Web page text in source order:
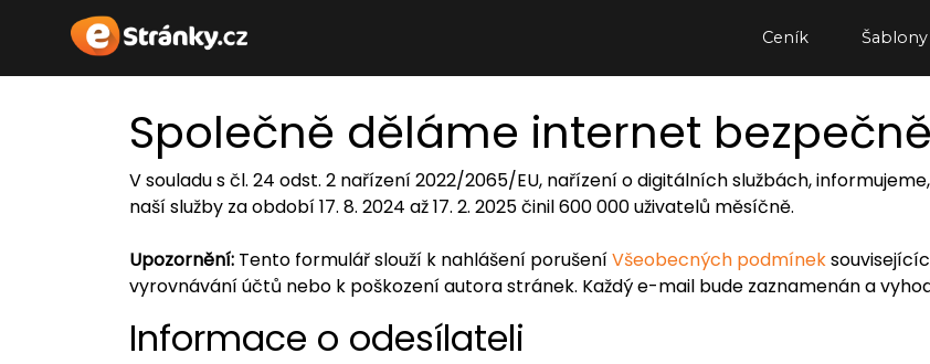
Ceník Šablony
Společně děláme internet
V souladu s čl. 24 odst. 2 nařízení 2022/2065/EU, nařízení o digitálních službách,
naší služby za období 17. 8. 2024 až 17. 2. 2025 činil 600 000 uživatelů měsíčně.
Upozornění: Tento formulář slouží k nahlášení porušeníVšeobecných podmínek
vyrovnávání účtů nebo k poškození autora stránek. Každý e-mail bude zaznamenán a
Informace o odesílateli